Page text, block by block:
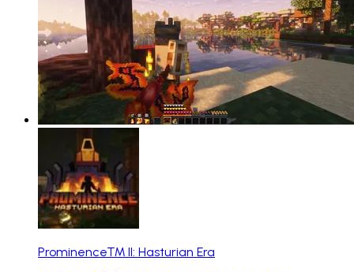
Prominence™ II: Hasturian Era